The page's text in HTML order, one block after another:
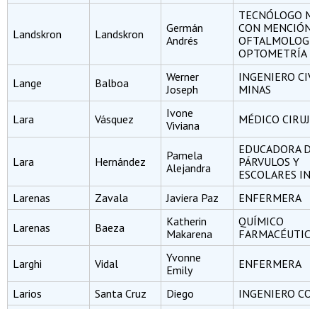
Landskron Landskron
Germán
Andrés
TECNÓLOGO
CON MENCIÓN
OPTOMETRÍA
Lange Balboa
Werner
Joseph
INGENIERO
MINAS
Lara Vásquez
Ivone
Viviana
MÉDICO
Lara Hernández
Pamela
Alejandra
EDUCADORA DE
PÁRVULOS Y
ESCOLARES
Larenas
Zavala Javiera Paz ENFERMERA
Larenas Baeza
Katherin
Makarena
QUÍMICO
Larghi Vidal
Yvonne
Emily
ENFERMERA
Larios Santa Cruz Diego INGENIERO